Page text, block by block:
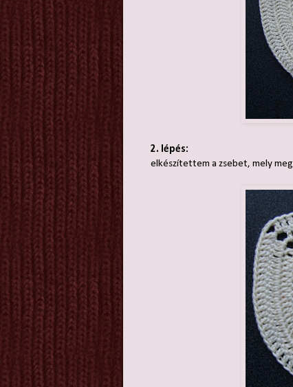
2. lépés:
elkészítettem a zsebet, mely